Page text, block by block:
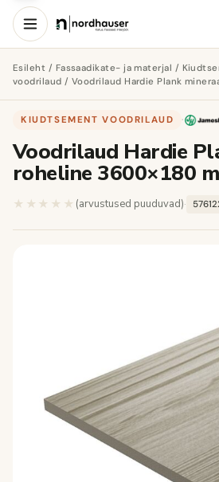
Esileht / Fassaadikate- ja materjal /
voodrilaud / Voodrilaud Hardie Plank
KIUDTSEMENT VOODRILAUD ·
Voodrilaud Hardie
roheline 3600×180
★★★★★ ★★★★★
(arvustused puuduvad)·